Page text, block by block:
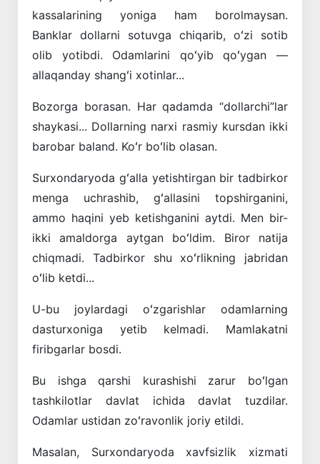
kassalarining yoniga ham borolmaysan.
Banklar dollarni sotuvga chiqarib, oʻzi sotib
olib yotibdi. Odamlarini qoʻyib qoʻygan —
allaqanday shangʻi xotinlar...
Bozorga borasan. Har qadamda “dollarchi”lar
shaykasi... Dollarning narxi rasmiy kursdan ikki
barobar baland. Koʻr boʻlib ­olasan.
Surxondaryoda gʻalla yetishtirgan bir tadbirkor
menga uchrashib, gʻallasini topshirganini,
ammo haqini yeb ketishganini aytdi. Men bir-
ikki amaldorga aytgan boʻldim. Biror natija
chiqmadi. Tadbirkor shu xoʻrlik­ning jabridan
oʻlib ketdi...
U-bu joylardagi oʻzgarishlar odamlarning
dasturxoniga yetib kelmadi. Mamlakatni
firibgarlar bosdi.
Bu ishga qarshi kurashishi zarur boʻlgan
tashkilotlar davlat ichida davlat tuzdilar.
Odamlar ustidan zoʻravonlik joriy etildi.
Masalan, Surxondaryoda xavfsizlik xizmati